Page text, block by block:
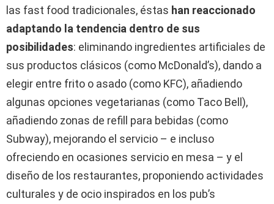
las fast food tradicionales, éstas han reaccionado
adaptando la tendencia dentro de sus
posibilidades: eliminando ingredientes artificiales de
sus productos clásicos (como McDonald’s), dando a
elegir entre frito o asado (como KFC), añadiendo
algunas opciones vegetarianas (como Taco Bell),
añadiendo zonas de refill para bebidas (como
Subway), mejorando el servicio – e incluso
ofreciendo en ocasiones servicio en mesa – y el
diseño de los restaurantes, proponiendo actividades
culturales y de ocio inspirados en los pub’s